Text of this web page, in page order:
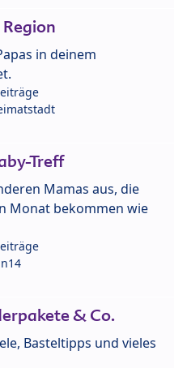
in deinem
Treff
Mamas aus, die
Monat bekommen wie
& Co.
Basteltipps und vieles